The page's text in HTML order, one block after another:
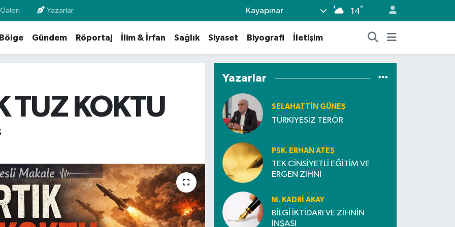
Yazarlar Kayapınar 14°
Bölge Gündem Röportaj İlim & İrfan Sağlık Siyaset Biyografi İletişim
TUZ KOKTU
Yazarlar
SELAHATTIN GÜNEŞ
TÜRKİYESİZ TERÖR
PSK. ERHAN ATEŞ
TEK CİNSİYETLİ EĞİTİM VE
ERGEN ZİHNİ
M. KADRI AKAY
BİLGİ İKTİDARI VE ZİHNİN
İNŞASI